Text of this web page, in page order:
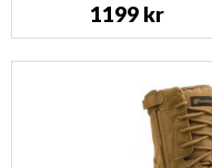
1199 kr